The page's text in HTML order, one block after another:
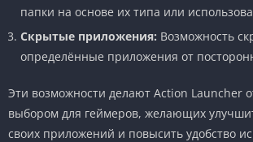
папки на основе их типа или
Скрытые приложения: Возможность
определённые приложения от
Эти возможности делают Action Launcher
выбором для геймеров, желающих
своих приложений и повысить удобство